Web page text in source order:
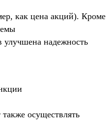
как цена акций). Кроме
улучшена надежность
также осуществлять